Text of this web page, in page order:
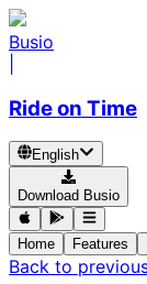
Busio
Ride on Time
English
Download Busio
Home Features
Back to